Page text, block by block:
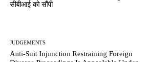
सीबीआई को सौंपी
JUDGEMENTS
Anti-Suit Injunction Restraining Foreign